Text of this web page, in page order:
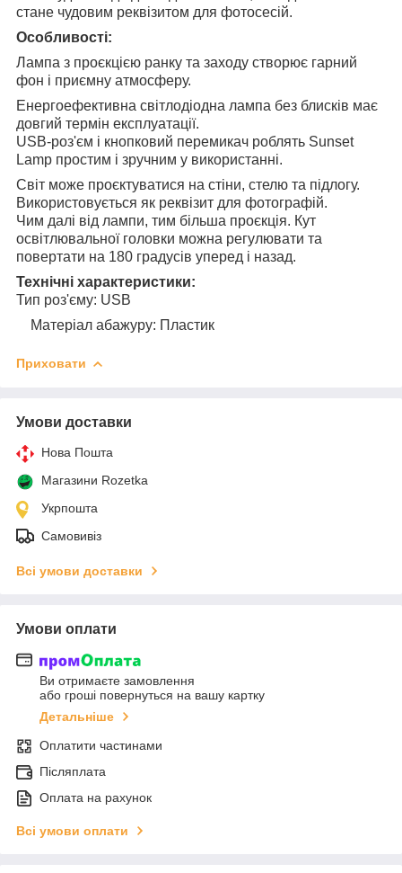
стане чудовим реквізитом для фотосесій.
Особливості:
Лампа з проєкцією ранку та заходу створює гарний
фон і приємну атмосферу.
Енергоефективна світлодіодна лампа без блисків має
довгий термін експлуатації.
USB-роз'єм і кнопковий перемикач роблять Sunset
Lamp простим і зручним у використанні.
Світ може проєктуватися на стіни, стелю та підлогу.
Використовується як реквізит для фотографій.
Чим далі від лампи, тим більша проєкція. Кут
освітлювальної головки можна регулювати та
повертати на 180 градусів уперед і назад.
Технічні характеристики:
Тип роз'єму: USB
Матеріал абажуру: Пластик
Приховати
Умови доставки
Нова Пошта
Магазини Rozetka
Укрпошта
Самовивіз
Всі умови доставки
Умови оплати
Ви отримаєте замовлення
або гроші повернуться на вашу картку
Детальніше
Оплатити частинами
Післяплата
Оплата на рахунок
Всі умови оплати